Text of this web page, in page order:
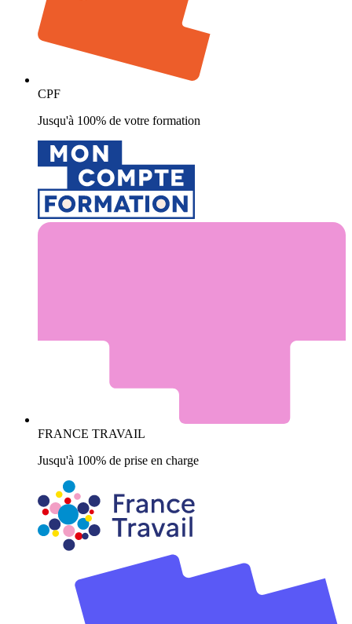
CPF
Jusqu'à 100% de votre formation
FRANCE TRAVAIL
Jusqu'à 100% de prise en charge